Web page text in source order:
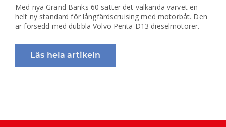
Med nya Grand Banks 60 sätter det välkända varvet en
helt ny standard för långfärdscruising med motorbåt. Den
är försedd med dubbla Volvo Penta D13 dieselmotorer.
Läs hela artikeln